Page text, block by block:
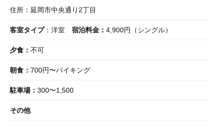
住所：延岡市中央通り2丁目
客室タイプ：洋室 宿泊料金： 4,900円（シングル）
夕食： 不可
朝食： 700円〜バイキング
駐車場： 300〜1,500
その他